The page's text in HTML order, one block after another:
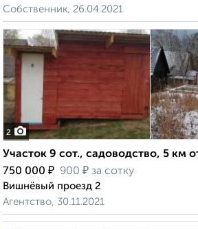
Собственник, 26.04.2021
2
Участок 9 сот., садоводство, 5 км
750 000 ₽ 900 ₽ за сотку
Вишнёвый проезд 2
Агентство, 30.11.2021